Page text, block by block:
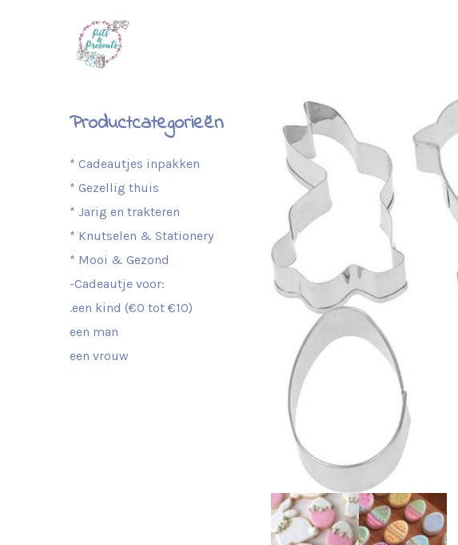
Productcategorieën
* Cadeautjes inpakken
* Gezellig thuis
* Jarig en trakteren
* Knutselen & Stationery
* Mooi & Gezond
-Cadeautje voor:
.een kind (€0 tot €10)
een man
een vrouw